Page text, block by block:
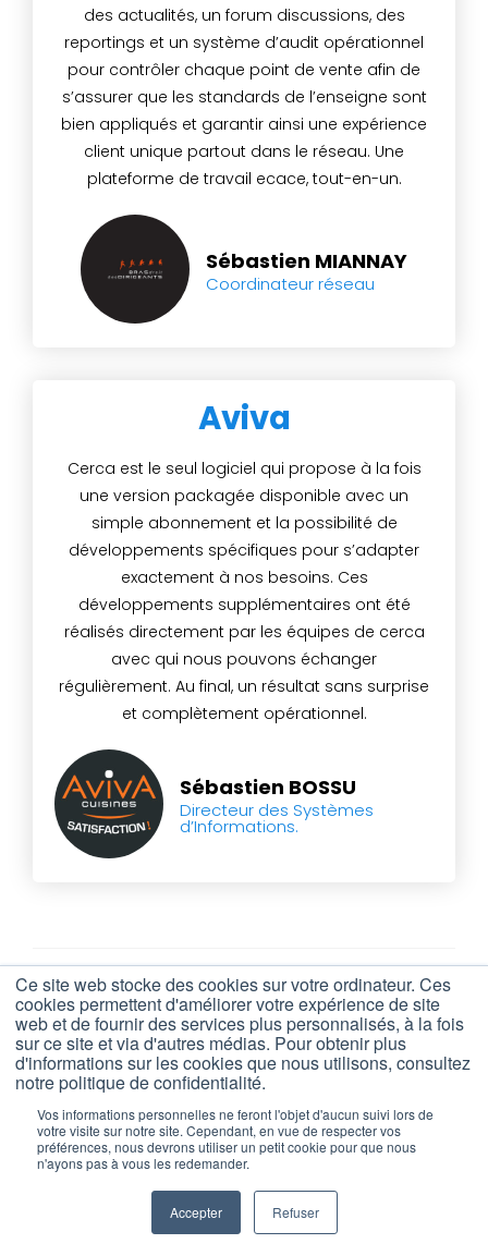
Ce site web stocke des cookies sur votre ordinateur. Ces
cookies permettent d'améliorer votre expérience de site
web et de fournir des services plus personnalisés, à la fois
sur ce site et via d'autres médias. Pour obtenir plus
d'informations sur les cookies que nous utilisons, consultez
notre politique de confidentialité.
Vos informations personnelles ne feront l'objet d'aucun suivi lors de
votre visite sur notre site. Cependant, en vue de respecter vos
préférences, nous devrons utiliser un petit cookie pour que nous
n'ayons pas à vous les redemander.
Accepter Refuser
des actualités, un forum discussions, des
reportings et un système d’audit opérationnel
pour contrôler chaque point de vente afin de
s’assurer que les standards de l’enseigne sont
bien appliqués et garantir ainsi une expérience
client unique partout dans le réseau. Une
plateforme de travail ecace, tout-en-un.
Sébastien MIANNAY
Coordinateur réseau
Aviva
Cerca est le seul logiciel qui propose à la fois
une version packagée disponible avec un
simple abonnement et la possibilité de
développements spécifiques pour s’adapter
exactement à nos besoins. Ces
développements supplémentaires ont été
réalisés directement par les équipes de cerca
avec qui nous pouvons échanger
régulièrement. Au final, un résultat sans surprise
et complètement opérationnel.
Sébastien BOSSU
Directeur des Systèmes
d’Informations.
l'actualité Cerca sur :